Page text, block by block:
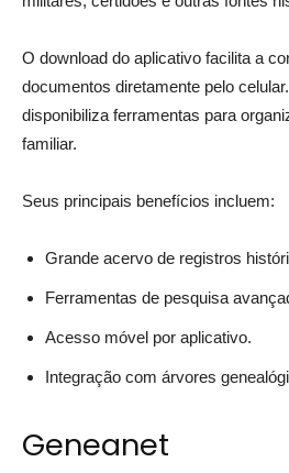
O download do aplicativo facilita a
documentos diretamente pelo
disponibiliza ferramentas para
familiar.
Seus principais benefícios incluem:
Grande acervo de registros
Ferramentas de pesquisa
Acesso móvel por aplicativo.
Integração com árvores
Geneanet